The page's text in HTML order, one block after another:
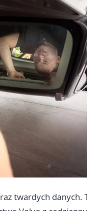
twardych danych.